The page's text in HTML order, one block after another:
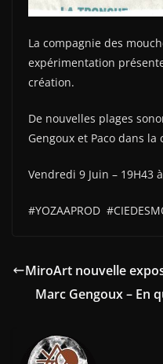
La compagnie des
expérimentation
création.
De nouvelles plages
Gengoux et Paco dans la
Vendredi 9 Juin – 19H43
#YOZAAPROD
MiroArt nouvelle
Marc Gengoux – En